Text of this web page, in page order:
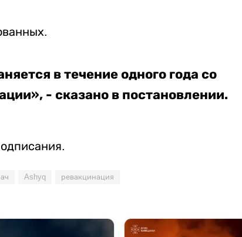
в течение одного года со
- сказано в постановлении.
Ashyq ревакцинация